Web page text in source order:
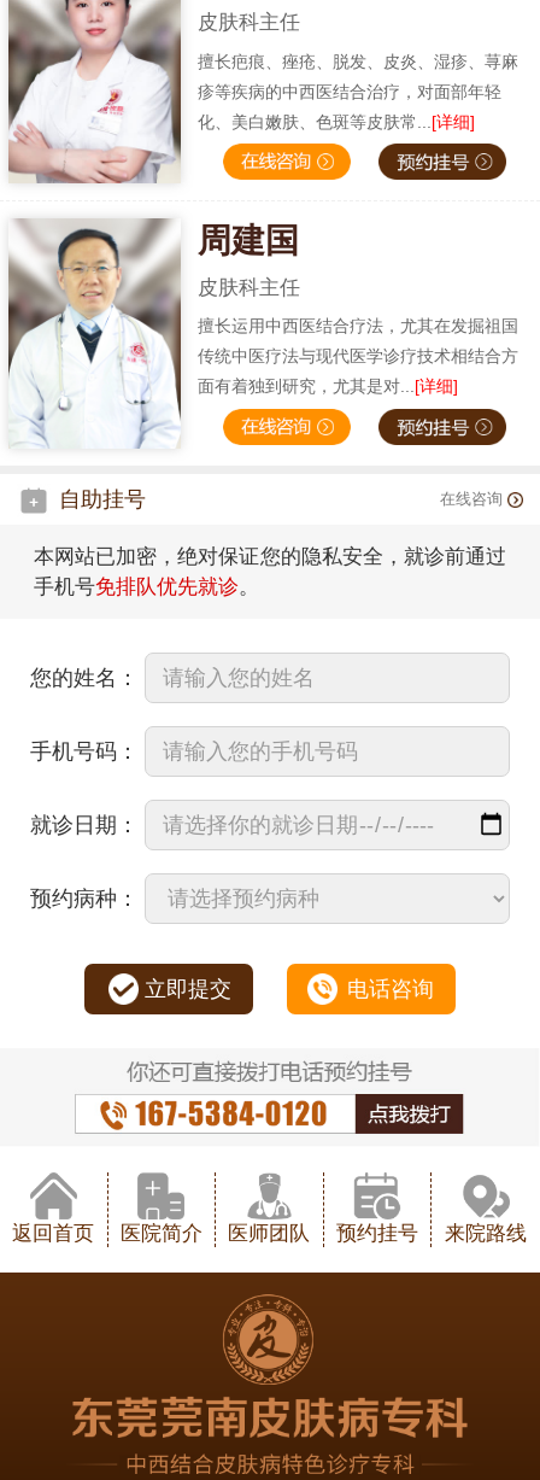
皮肤科主任
擅长疤痕、痤疮、脱发、皮炎、湿疹、荨麻
疹等疾病的中西医结合治疗，对面部年轻
化、美白嫩肤、色斑等皮肤常... [详细]
周建国
皮肤科主任
擅长运用中西医结合疗法，尤其在发掘祖国
传统中医疗法与现代医学诊疗技术相结合方
面有着独到研究，尤其是对...[详细]
自助挂号 在线咨询
本网站已加密，绝对保证您的隐私安全，就诊前通过
手机号免排队优先就诊。
您的姓名：
手机号码：
就诊日期：
预约病种：
立即提交 电话咨询
返回首页 医院简介 医师团队 预约挂号 来院路线